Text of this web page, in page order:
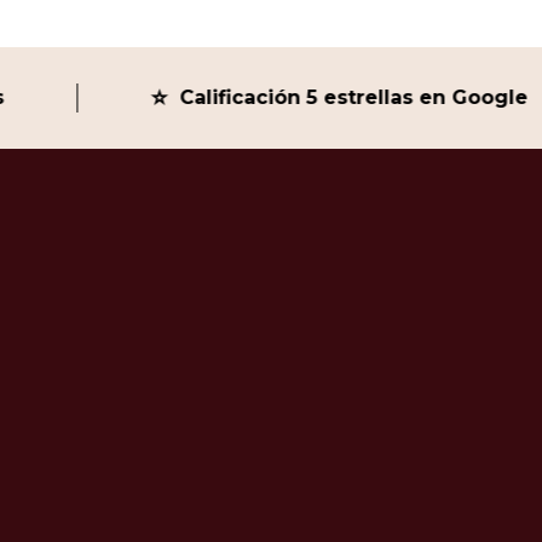
Calificación 5 estrellas en Google